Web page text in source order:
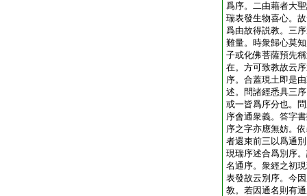
爲序。二由藉者大
瑞表發生物喜心。
爲由故得説教。三
難量。時衆歸心莫
子或化佛菩薩預先
在。方可致教故云
序。合蓋現土即是
述。問諸經悉具三
或一皆爲序分也。
序會通衆義。答字
序之字亦應無妨。
者還束前三以爲通
現瑞序述合爲別序
名通序。衆經之初
表發故云別序。今
教。若因通名則有